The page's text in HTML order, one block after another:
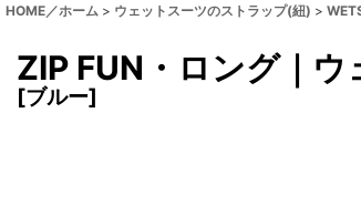
HOME／ホーム > ウェットスーツのストラップ(紐) >
ZIP FUN・ロング｜
[ブルー]